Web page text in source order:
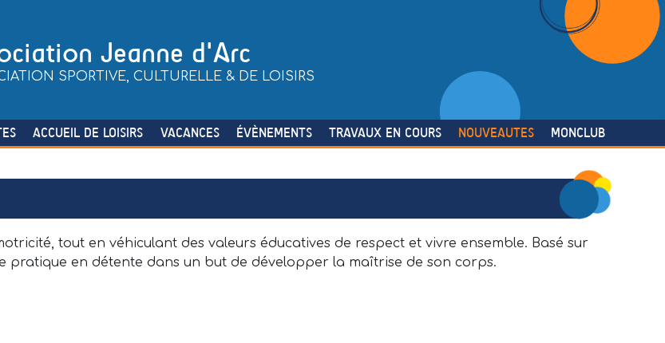
Jeanne d'Arc
SPORTIVE, CULTURELLE & DE LOISIRS
ACCUEIL DE LOISIRS VACANCES ÉVÈNEMENTS TRAVAUX EN COURS NOUVEAUTES MONCLUB
tout en véhiculant des valeurs éducatives de respect et vivre ensemble. Basé sur
pratique en détente dans un but de développer la maîtrise de son corps.